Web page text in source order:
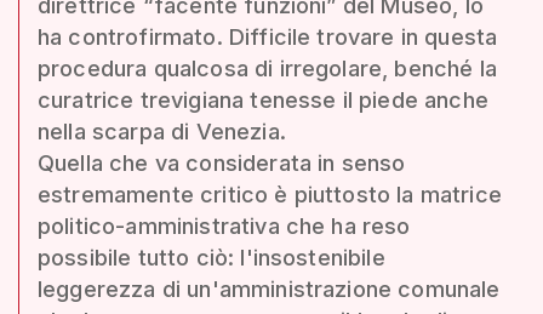
direttrice “facente funzioni” del Museo, lo
ha controfirmato. Difficile trovare in questa
procedura qualcosa di irregolare, benché la
curatrice trevigiana tenesse il piede anche
nella scarpa di Venezia.
Quella che va considerata in senso
estremamente critico è piuttosto la matrice
politico-amministrativa che ha reso
possibile tutto ciò: l'insostenibile
leggerezza di un'amministrazione comunale